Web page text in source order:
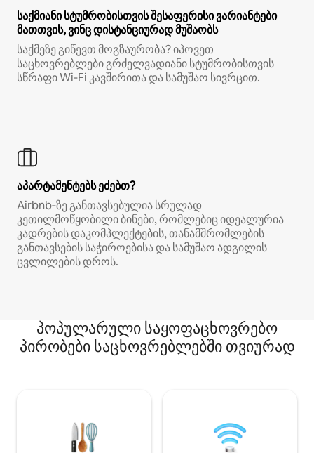
საქმიანი სტუმრობისთვის შესაფერისი ვარიანტები
მათთვის, ვინც დისტანციურად მუშაობს
საქმეზე გიწევთ მოგზაურობა? იპოვეთ
საცხოვრებლები გრძელვადიანი სტუმრობისთვის
სწრაფი Wi‑Fi კავშირითა და სამუშაო სივრცით.
აპარტამენტებს ეძებთ?
Airbnb‑ზე განთავსებულია სრულად
კეთილმოწყობილი ბინები, რომლებიც იდეალურია
კადრების დაკომპლექტების, თანამშრომლების
განთავსების საჭიროებისა და სამუშაო ადგილის
ცვლილების დროს.
პოპულარული საყოფაცხოვრებო
პირობები საცხოვრებლებში თვიურად